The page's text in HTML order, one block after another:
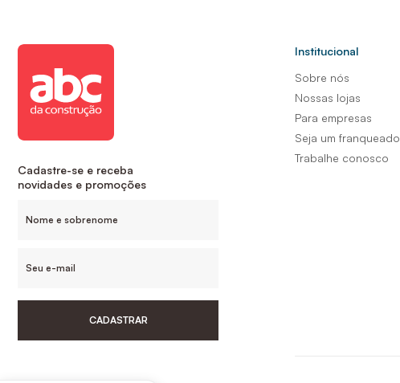
Cadastre-se e receba
novidades e promoções
CADASTRAR
Institucional
Sobre nós
Nossas lojas
Para empresas
Seja um franqueado
Trabalhe conosco